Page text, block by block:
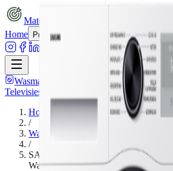
MatchMyDeal
Home
Producten Over onsContact
Wasmachines Drogers370
Televisies
Binnenkort meerproducten
Home
/
Wasmachines
/
SAMSUNG WW80CGC04AAHEN
Wasmachine Voorlader - 8 kg - 1400